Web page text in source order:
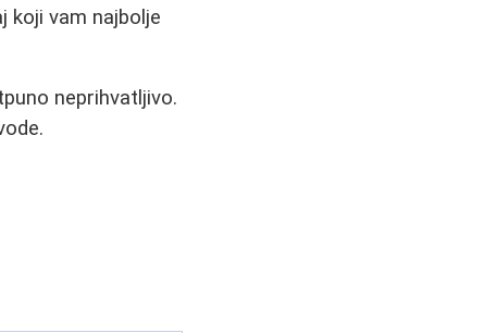
koji vam najbolje
neprihvatljivo.